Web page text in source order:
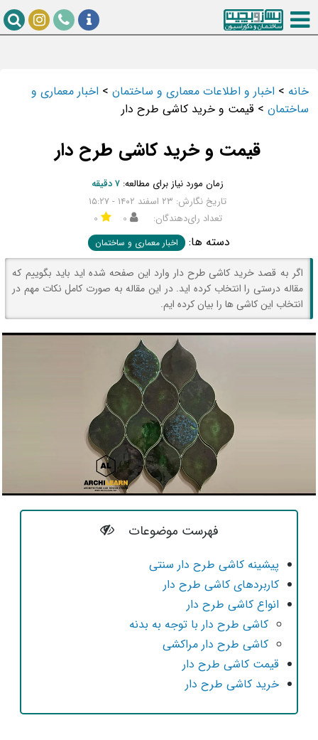
خانه>اخبار و اطلاعات معماری و ساختمان>اخبار معماری و
ساختمان>قیمت و خرید کاشی طرح دار
قیمت و خرید کاشی طرح دار
زمان مورد نیاز برای مطالعه:۷ دقیقه
تاریخ نگارش: ۲۳ اسفند ۱۴۰۲ - ۱۵:۲۷
تعداد رای‌دهندگان:
۰ ۰
دسته ها: اخبار معماری و ساختمان
اگر به قصد خرید کاشی طرح دار وارد این صفحه شده اید باید بگوییم که
مقاله درستی را انتخاب کرده اید. در این مقاله به صورت کامل نکات مهم در
انتخاب این کاشی ها را بیان کرده ایم.
فهرست موضوعات
پیشینه کاشی طرح دار سنتی
کاربردهای کاشی طرح دار
انواع کاشی طرح دار
کاشی طرح دار با توجه به بدنه
کاشی طرح دار مراکشی
قیمت کاشی طرح دار
خرید کاشی طرح دار